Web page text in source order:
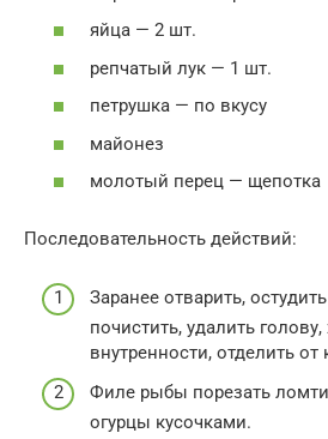
яйца — 2 шт.
репчатый лук — 1 шт.
петрушка — по вкусу
майонез
молотый перец — щепотка
Последовательность действий:
Заранее отварить,
почистить, удалить
внутренности, отделить от
Филе рыбы порезать
огурцы кусочками.